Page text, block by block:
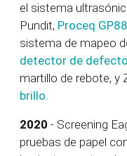
el sistema
Pundit, Proceq
sistema de mapeo
detector de
martillo de rebote, y
brillo.
2020 - Screening
pruebas de papel